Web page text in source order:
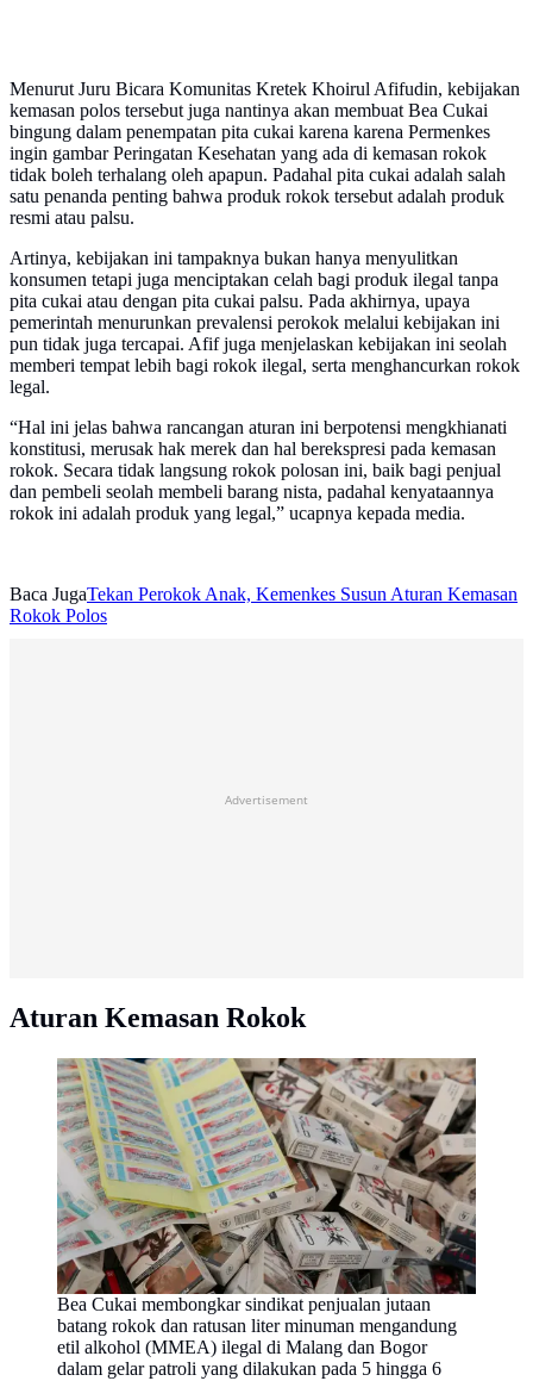
Menurut Juru Bicara Komunitas Kretek Khoirul Afifudin, kebijakan
kemasan polos tersebut juga nantinya akan membuat Bea Cukai
bingung dalam penempatan pita cukai karena karena Permenkes
ingin gambar Peringatan Kesehatan yang ada di kemasan rokok
tidak boleh terhalang oleh apapun. Padahal pita cukai adalah salah
satu penanda penting bahwa produk rokok tersebut adalah produk
resmi atau palsu.
Artinya, kebijakan ini tampaknya bukan hanya menyulitkan
konsumen tetapi juga menciptakan celah bagi produk ilegal tanpa
pita cukai atau dengan pita cukai palsu. Pada akhirnya, upaya
pemerintah menurunkan prevalensi perokok melalui kebijakan ini
pun tidak juga tercapai. Afif juga menjelaskan kebijakan ini seolah
memberi tempat lebih bagi rokok ilegal, serta menghancurkan rokok
legal.
“Hal ini jelas bahwa rancangan aturan ini berpotensi mengkhianati
konstitusi, merusak hak merek dan hal berekspresi pada kemasan
rokok. Secara tidak langsung rokok polosan ini, baik bagi penjual
dan pembeli seolah membeli barang nista, padahal kenyataannya
rokok ini adalah produk yang legal,” ucapnya kepada media.
Baca JugaTekan Perokok Anak, Kemenkes Susun Aturan Kemasan
Rokok Polos
Advertisement
Aturan Kemasan Rokok
Bea Cukai membongkar sindikat penjualan jutaan
batang rokok dan ratusan liter minuman mengandung
etil alkohol (MMEA) ilegal di Malang dan Bogor
dalam gelar patroli yang dilakukan pada 5 hingga 6